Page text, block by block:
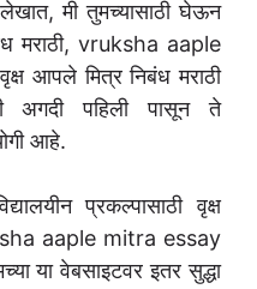
मी तुमच्यासाठी घेऊन
मराठी, vruksha aaple
आपले मित्र निबंध मराठी
अगदी पहिली पासून ते
आहे.
प्रकल्पासाठी वृक्ष
aaple mitra essay
या वेबसाइटवर इतर सुद्धा